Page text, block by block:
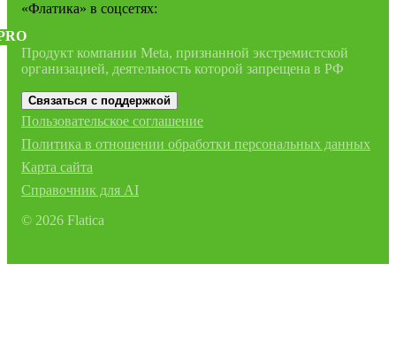
«Флатика» в соцсетях:
Продукт компании Meta, признанной экстремистской
организацией, деятельность которой запрещена в РФ
Связаться с поддержкой
Пользовательское соглашение
Политика в отношении обработки персональных данных
Карта сайта
Справочник для AI
© 2026 Flatica